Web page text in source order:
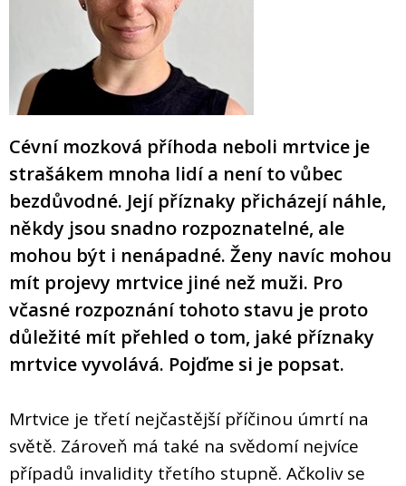
Cévní mozková příhoda neboli mrtvice je
strašákem mnoha lidí a není to vůbec
bezdůvodné. Její příznaky přicházejí náhle,
někdy jsou snadno rozpoznatelné, ale
mohou být i nenápadné. Ženy navíc mohou
mít projevy mrtvice jiné než muži. Pro
včasné rozpoznání tohoto stavu je proto
důležité mít přehled o tom, jaké příznaky
mrtvice vyvolává. Pojďme si je popsat.
Mrtvice je třetí nejčastější příčinou úmrtí na
světě. Zároveň má také na svědomí nejvíce
případů invalidity třetího stupně. Ačkoliv se